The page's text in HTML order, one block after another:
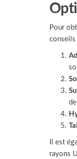
Pour
Il est
rayons